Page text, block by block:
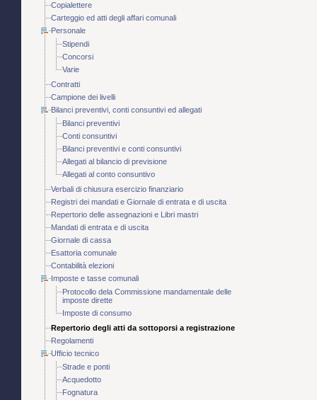
Copialettere
Carteggio ed atti degli affari comunali
Personale
Stipendi
Concorsi
Varie
Contratti
Campione dei livelli
Bilanci preventivi, conti consuntivi ed allegati
Bilanci preventivi
Conti consuntivi
Bilanci preventivi e conti consuntivi
Allegati al bilancio di previsione
Allegati al conto consuntivo
Verbali di chiusura esercizio finanziario
Registri dei mandati e Giornale di entrata e di uscita
Repertorio delle assegnazioni e Libri mastri
Mandati di entrata e di uscita
Giornale di cassa
Esattoria comunale
Contabilità elezioni
Imposte e tasse comunali
Protocollo dela Commissione mandamentale delle
imposte dirette
Imposte di consumo
Repertorio degli atti da sottoporsi a registrazione
Regolamenti
Ufficio tecnico
Strade e ponti
Acquedotto
Fognatura